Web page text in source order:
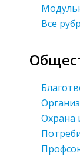
Все
Охрана